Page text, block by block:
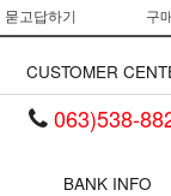
묻고답하기 구
CUSTOMER
063)538-
BANK INFO